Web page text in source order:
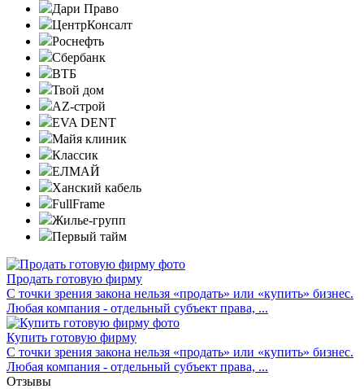
Дари Право
ЦентрКонсалт
Роснефть
Сбербанк
ВТБ
Твой дом
AZ-строй
EVA DENT
Майя клиник
Классик
ЕЛМАЙ
Ханский кабель
FullFrame
Жилье-групп
Первый тайм
Продать готовую фирму
С точки зрения закона нельзя «продать» или «купить» бизнес.
Любая компания - отдельный субъект права, ...
Купить готовую фирму
С точки зрения закона нельзя «продать» или «купить» бизнес.
Любая компания - отдельный субъект права, ...
Отзывы